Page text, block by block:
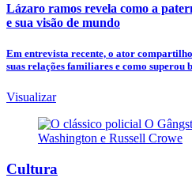
Lázaro ramos revela como a
e sua visão de mundo
Em entrevista recente, o ator
suas relações familiares e como
Visualizar
Cultura